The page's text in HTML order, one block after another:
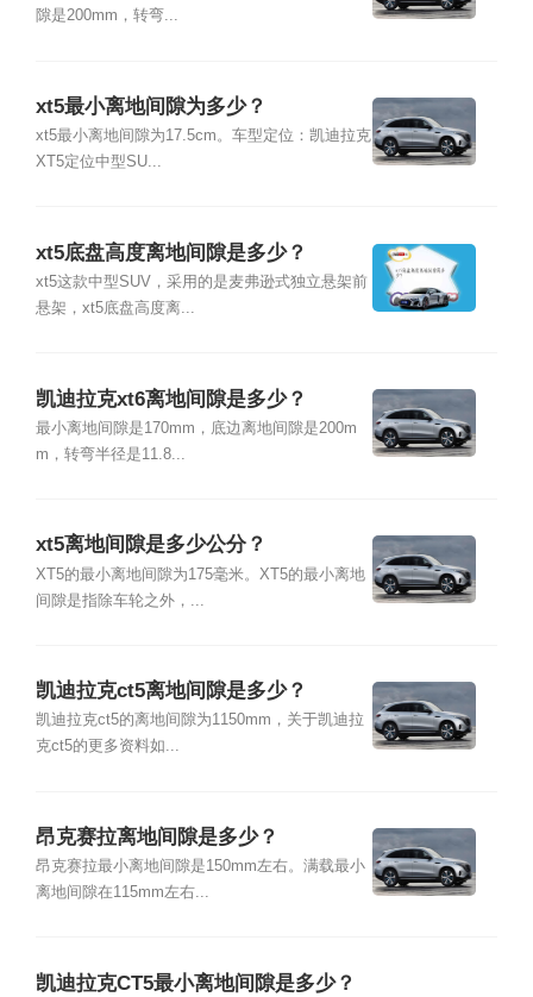
隙是200mm，转弯...
xt5最小离地间隙为多少？
xt5最小离地间隙为17.5cm。车型定位：凯迪拉克
XT5定位中型SU...
xt5底盘高度离地间隙是多少？
xt5这款中型SUV，采用的是麦弗逊式独立悬架前
悬架，xt5底盘高度离...
凯迪拉克xt6离地间隙是多少？
最小离地间隙是170mm，底边离地间隙是200m
m，转弯半径是11.8...
xt5离地间隙是多少公分？
XT5的最小离地间隙为175毫米。XT5的最小离地
间隙是指除车轮之外，...
凯迪拉克ct5离地间隙是多少？
凯迪拉克ct5的离地间隙为1150mm，关于凯迪拉
克ct5的更多资料如...
昂克赛拉离地间隙是多少？
昂克赛拉最小离地间隙是150mm左右。满载最小
离地间隙在115mm左右...
凯迪拉克CT5最小离地间隙是多少？